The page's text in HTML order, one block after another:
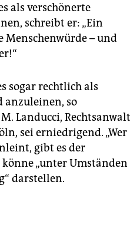
als verschönerte
schreibt er: „Ein
Menschenwürde – und
sogar rechtlich als
anzuleinen, so
Landucci, Rechtsanwalt
sei erniedrigend. „Wer
gibt es der
„unter Umständen
darstellen.